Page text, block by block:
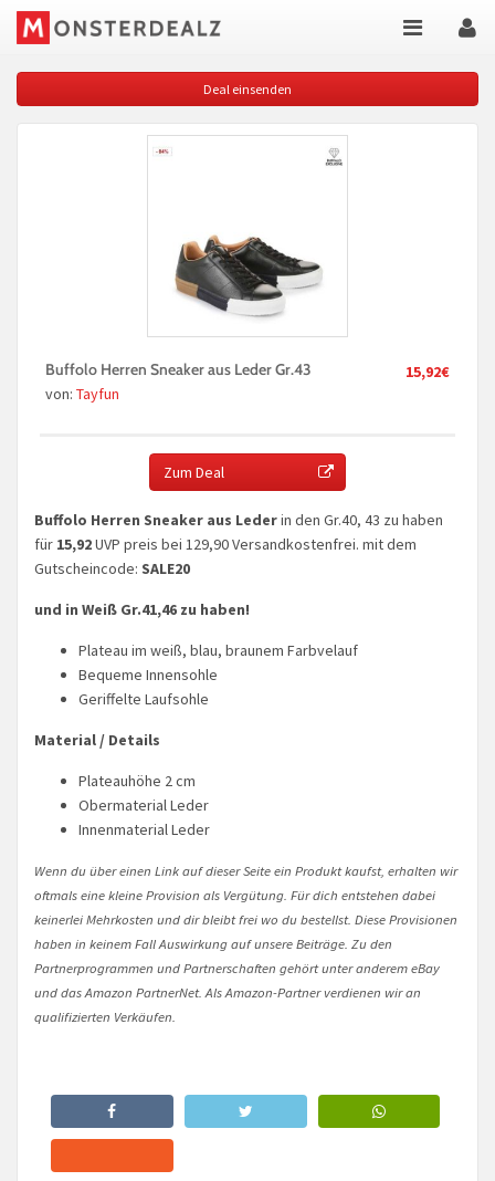
Deal einsenden
15,92€
Buffolo Herren Sneaker aus Leder Gr.43
von: Tayfun
Zum Deal
Buffolo Herren Sneaker aus Lederin den Gr.40, 43 zu haben
für 15,92UVP preis bei 129,90 Versandkostenfrei. mit dem
Gutscheincode: SALE20
und in Weiß Gr.41,46 zu haben!
Plateau im weiß, blau, braunem Farbvelauf
Bequeme Innensohle
Geriffelte Laufsohle
Material / Details
Plateauhöhe 2 cm
Obermaterial Leder
Innenmaterial Leder
Wenn du über einen Link auf dieser Seite ein Produkt kaufst, erhalten wir
oftmals eine kleine Provision als Vergütung. Für dich entstehen dabei
keinerlei Mehrkosten und dir bleibt frei wo du bestellst. Diese Provisionen
haben in keinem Fall Auswirkung auf unsere Beiträge. Zu den
Partnerprogrammen und Partnerschaften gehört unter anderem eBay
und das Amazon PartnerNet. Als Amazon-Partner verdienen wir an
qualifizierten Verkäufen.